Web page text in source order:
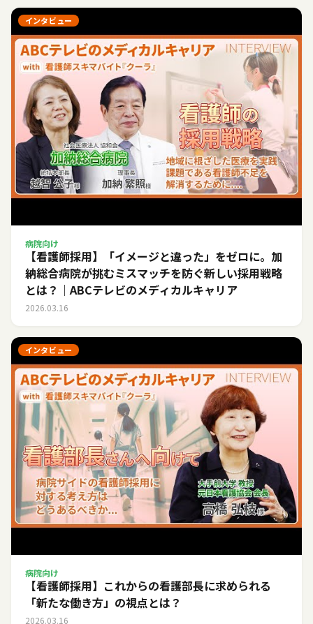
インタビュー
病院向け
【看護師採用】「イメージと違った」をゼロに。加
納総合病院が挑むミスマッチを防ぐ新しい採用戦略
とは？｜ABCテレビのメディカルキャリア
2026.03.16
インタビュー
病院向け
【看護師採用】これからの看護部長に求められる
「新たな働き方」の視点とは？
2026.03.16